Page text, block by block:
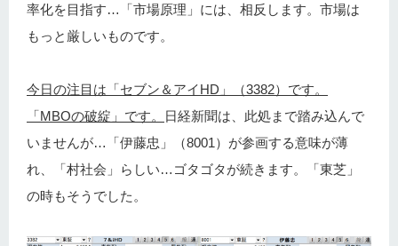
率化を目指す…「市場原理」には、相反します。市場は
もっと厳しいものです。
今日の注目は「セブン＆アイHD」（3382）です。
「MBOの破綻」です。
日経新聞は、此処まで踏み込んで
いませんが…「伊藤忠」（8001）が参画する意味が薄
れ、「村社会」らしい…ゴタゴタが続きます。「東芝」
の時もそうでした。